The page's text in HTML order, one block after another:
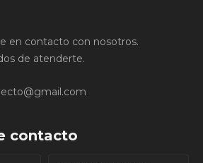
en contacto con nosotros.
de atenderte.
contacto